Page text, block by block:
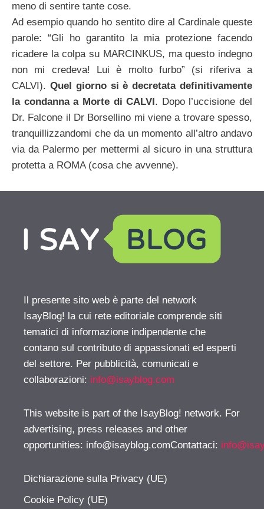
meno di sentire tante cose.
Ad esempio quando ho sentito dire al Cardinale queste
parole: “Gli ho garantito la mia protezione facendo
ricadere la colpa su MARCINKUS, ma questo indegno
non mi credeva! Lui è molto furbo” (si riferiva a
CALVI). Quel giorno si è decretata definitivamente
la condanna a Morte di CALVI. Dopo l’uccisione del
Dr. Falcone il Dr Borsellino mi viene a trovare spesso,
tranquillizzandomi che da un momento all’altro andavo
via da Palermo per mettermi al sicuro in una struttura
protetta a ROMA (cosa che avvenne).
Il presente sito web è parte del network
IsayBlog! la cui rete editoriale comprende siti
tematici di informazione indipendente che
contano sul contributo di appassionati ed esperti
del settore. Per pubblicità, comunicati e
collaborazioni: info@isayblog.com
This website is part of the IsayBlog! network. For
advertising, press releases and other
opportunities: info@isayblog.comContattaci:
Dichiarazione sulla Privacy (UE)
Cookie Policy (UE)